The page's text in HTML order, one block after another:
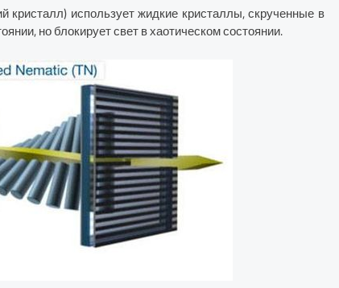
использует жидкие кристаллы, скрученные в
но блокирует свет в хаотическом состоянии.